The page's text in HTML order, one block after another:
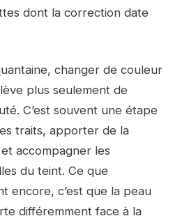
dont la correction date
changer de couleur
plus seulement de
C’est souvent une étape
traits, apporter de la
accompagner les
du teint. Ce que
encore, c’est que la peau
différemment face à la